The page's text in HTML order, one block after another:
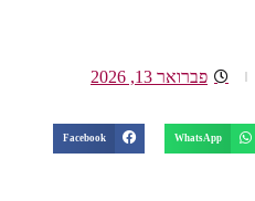
פברואר 13, 2026
WhatsApp
Facebook